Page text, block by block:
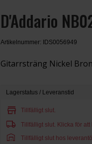
D'Addario
Artikelnummer: IDS0056949
Gitarrsträng Nickel
Lagerstatus / Leveranstid
store Tillfälligt slut.
local_shipping Tillfälligt slut. Klicka för att
warehouse Tillfälligt slut hos